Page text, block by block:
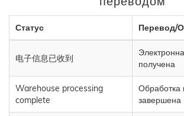
Статус Перевод/
电子信息已收到
получена
Warehouse processing
complete
Обработка
завершена